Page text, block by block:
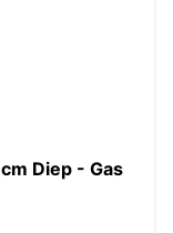
Diep - Gas